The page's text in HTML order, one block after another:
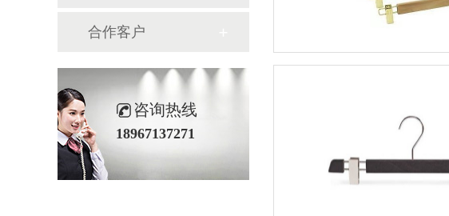
合作客户
咨询热线
18967137271